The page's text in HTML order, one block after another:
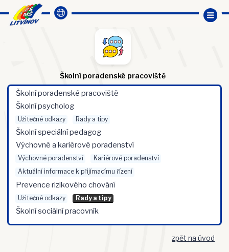
Školní poradenské pracoviště
Školní poradenské pracoviště
Školní psycholog
Užitečné odkazy Rady a tipy
Školní speciální pedagog
Výchovné a kariérové poradenství
Výchovné poradenství
Kariérové poradenství
Aktuální informace k přijímacímu řízení
Prevence rizikového chování
Užitečné odkazy Rady a tipy
Školní sociální pracovník
zpět na úvod